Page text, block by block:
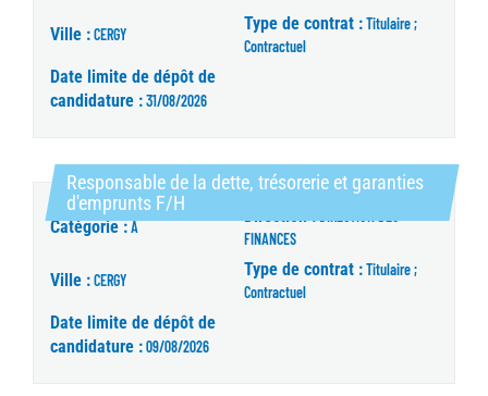
Ville :CERGY
Type de contrat :Titulaire ;
Contractuel
Date limite de dépôt de
candidature :31/08/2026
Responsable de la dette, trésorerie et garanties
d'emprunts F/H
Catégorie :A
Direction :
FINANCES
Ville :CERGY
Type de contrat :Titulaire ;
Contractuel
Date limite de dépôt de
candidature :09/08/2026